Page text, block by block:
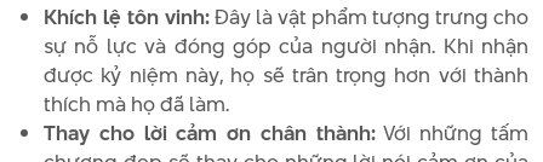
Khích lệ tôn vinh:Đây là vật phẩm tượng trưng cho
sự nỗ lực và đóng góp của người nhận. Khi nhận
được kỷ niệm này, họ sẽ trân trọng hơn với thành
thích mà họ đã làm.
Thay cho lời cảm ơn chân thành:Với những tấm